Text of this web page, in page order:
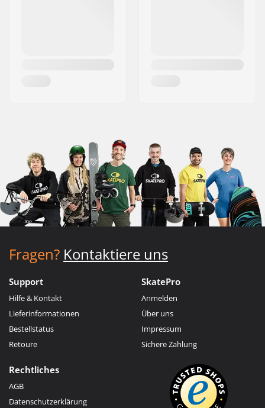
Fragen? Kontaktiere uns
Support
Hilfe & Kontakt
Lieferinformationen
Bestellstatus
Retoure
SkatePro
Anmelden
Über uns
Impressum
Sichere Zahlung
Rechtliches
AGB
Datenschutzerklärung